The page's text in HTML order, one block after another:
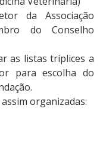
da Associação
do Conselho
as listas tríplices a
para escolha do
organizadas: